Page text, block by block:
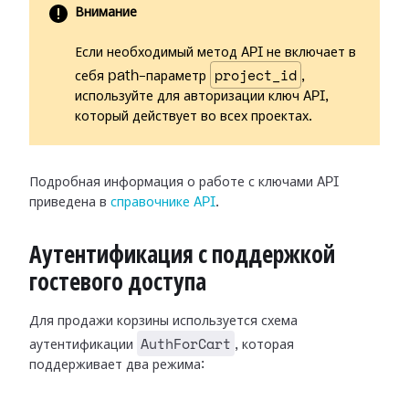
Внимание
Если необходимый метод API не включает в
себя path-параметр
project_id ,
используйте для авторизации ключ API,
который действует во всех проектах.
Подробная информация о работе с ключами API
приведена в справочнике API.
Аутентификация с поддержкой
гостевого доступа
Для продажи корзины используется схема
аутентификации
AuthForCart , которая
поддерживает два режима: